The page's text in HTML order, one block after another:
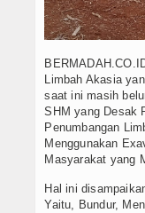
Limbah Akasia
saat ini masih
SHM yang Desak
Penumbangan
Menggunakan
Masyarakat yang
Hal ini
Yaitu, Bundur,